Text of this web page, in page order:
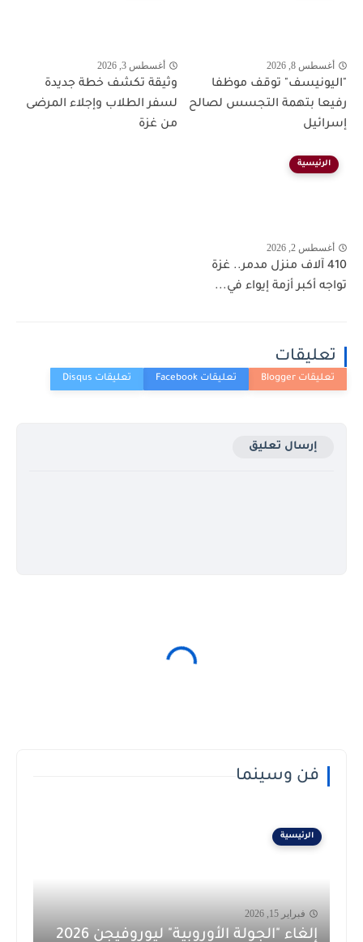
أغسطس 8, 2026
"اليونيسف" توقف موظفا
رفيعا بتهمة التجسس لصالح
إسرائيل
أغسطس 3, 2026
وثيقة تكشف خطة جديدة
لسفر الطلاب وإجلاء المرضى
من غزة
الرئيسية
أغسطس 2, 2026
410 آلاف منزل مدمر.. غزة
تواجه أكبر أزمة إيواء في...
تعليقات
إرسال تعليق
فن وسينما
الرئيسية
فبراير 15, 2026
إلغاء "الجولة الأوروبية" ليوروفيجن 2026